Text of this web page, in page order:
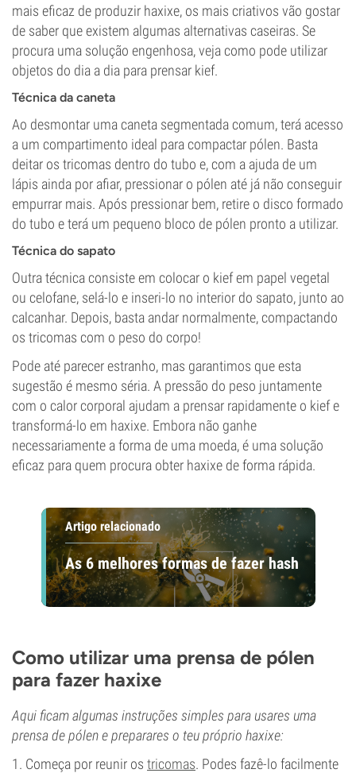
mais eficaz de produzir haxixe, os mais criativos vão gostar
de saber que existem algumas alternativas caseiras. Se
procura uma solução engenhosa, veja como pode utilizar
objetos do dia a dia para prensar kief.
Técnica da caneta
Ao desmontar uma caneta segmentada comum, terá acesso
a um compartimento ideal para compactar pólen. Basta
deitar os tricomas dentro do tubo e, com a ajuda de um
lápis ainda por afiar, pressionar o pólen até já não conseguir
empurrar mais. Após pressionar bem, retire o disco formado
do tubo e terá um pequeno bloco de pólen pronto a utilizar.
Técnica do sapato
Outra técnica consiste em colocar o kief em papel vegetal
ou celofane, selá-lo e inseri-lo no interior do sapato, junto ao
calcanhar. Depois, basta andar normalmente, compactando
os tricomas com o peso do corpo!
Pode até parecer estranho, mas garantimos que esta
sugestão é mesmo séria. A pressão do peso juntamente
com o calor corporal ajudam a prensar rapidamente o kief e
transformá-lo em haxixe. Embora não ganhe
necessariamente a forma de uma moeda, é uma solução
eficaz para quem procura obter haxixe de forma rápida.
Artigo relacionado
As 6 melhores formas de fazer hash
Como utilizar uma prensa de pólen
para fazer haxixe
Aqui ficam algumas instruções simples para usares uma
prensa de pólen e preparares o teu próprio haxixe:
1. Começa por reunir os tricomas. Podes fazê-lo facilmente